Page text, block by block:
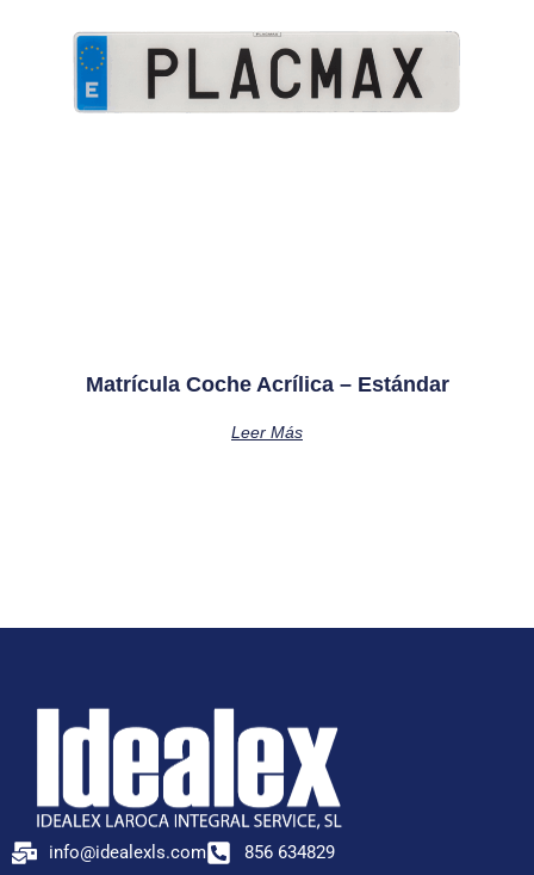
Matrícula Coche Acrílica – Estándar
Leer Más
info@idealexls.com 856 634829